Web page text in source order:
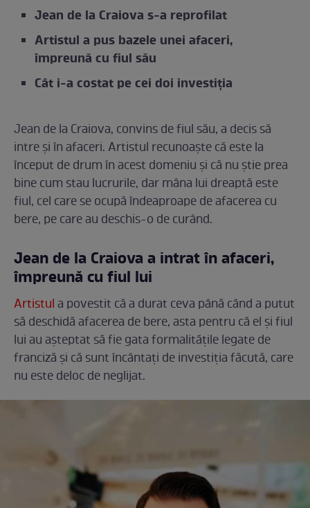
Jean de la Craiova s-a reprofilat
Artistul a pus bazele unei afaceri,
împreună cu fiul său
Cât i-a costat pe cei doi investiția
Jean de la Craiova, convins de fiul său, a decis să
intre și în afaceri. Artistul recunoaște că este la
început de drum în acest domeniu și că nu știe prea
bine cum stau lucrurile, dar mâna lui dreaptă este
fiul, cel care se ocupă îndeaproape de afacerea cu
bere, pe care au deschis-o de curând.
Jean de la Craiova a intrat în afaceri,
împreună cu fiul lui
Artistula povestit că a durat ceva până când a putut
să deschidă afacerea de bere, asta pentru că el și fiul
lui au așteptat să fie gata formalitățile legate de
franciză și că sunt încântați de investiția făcută, care
nu este deloc de neglijat.